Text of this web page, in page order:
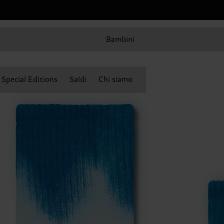
Bambini
Special Editions Saldi Chi siamo